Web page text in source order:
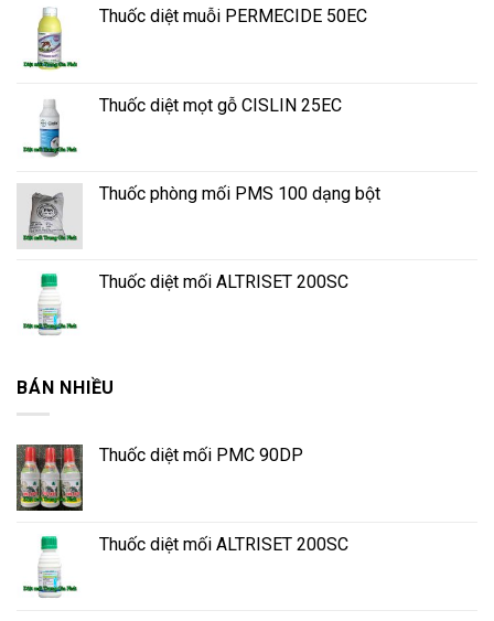
Thuốc diệt muỗi PERMECIDE 50EC
Thuốc diệt mọt gỗ CISLIN 25EC
Thuốc phòng mối PMS 100 dạng bột
Thuốc diệt mối ALTRISET 200SC
BÁN NHIỀU
Thuốc diệt mối PMC 90DP
Thuốc diệt mối ALTRISET 200SC